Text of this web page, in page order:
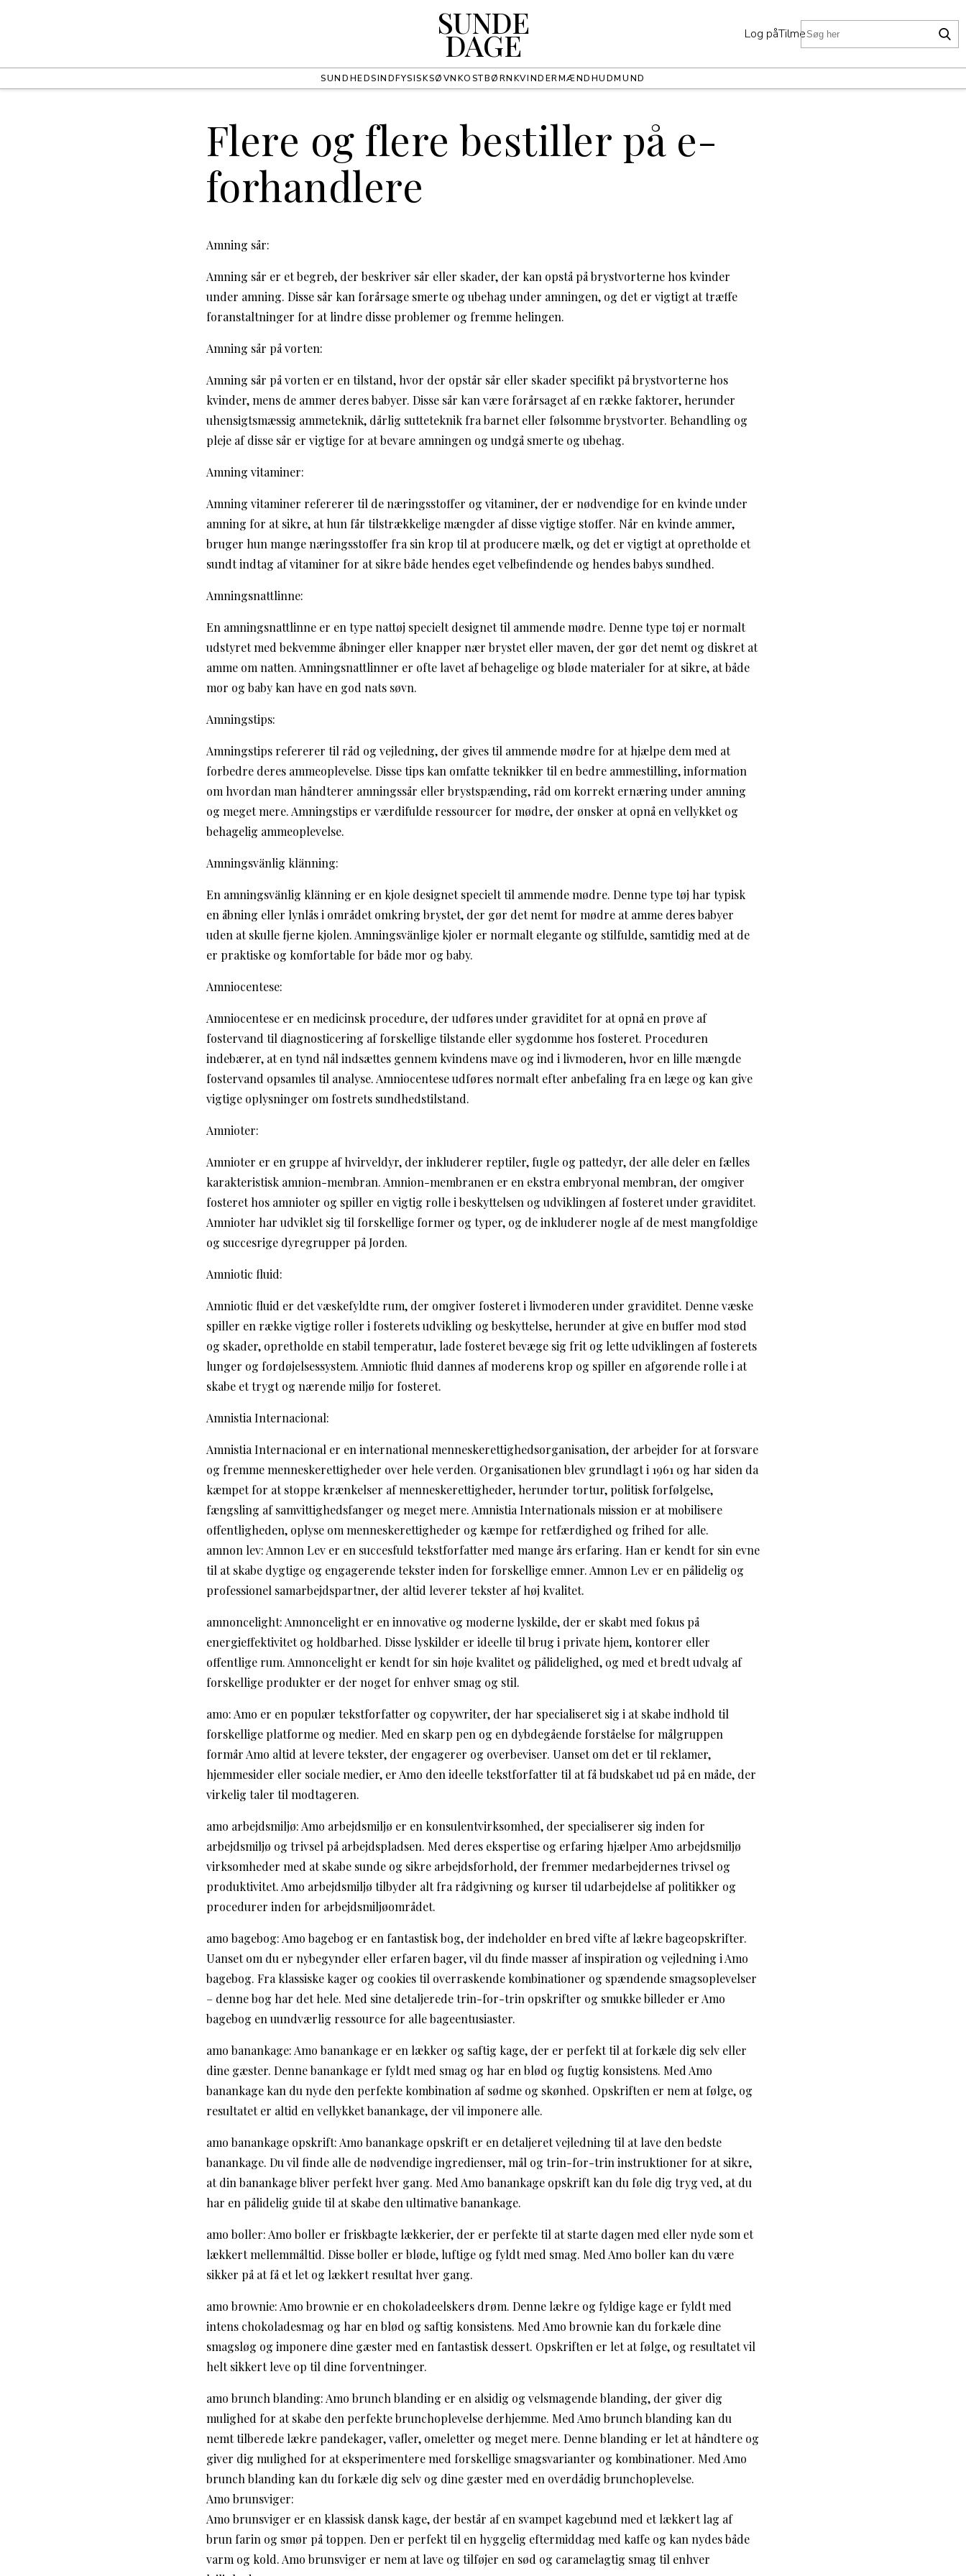
SUNDE
DAGE Log påTilmeld
SUNDHEDSINDFYSISKSØVNKOSTBØRNKVINDERMÆNDHUDMUND
Flere og flere bestiller på e-
forhandlere
Amning sår:
Amning sår er et begreb, der beskriver sår eller skader, der kan opstå på brystvorterne hos kvinder
under amning. Disse sår kan forårsage smerte og ubehag under amningen, og det er vigtigt at træffe
foranstaltninger for at lindre disse problemer og fremme helingen.
Amning sår på vorten:
Amning sår på vorten er en tilstand, hvor der opstår sår eller skader specifikt på brystvorterne hos
kvinder, mens de ammer deres babyer. Disse sår kan være forårsaget af en række faktorer, herunder
uhensigtsmæssig ammeteknik, dårlig sutteteknik fra barnet eller følsomme brystvorter. Behandling og
pleje af disse sår er vigtige for at bevare amningen og undgå smerte og ubehag.
Amning vitaminer:
Amning vitaminer refererer til de næringsstoffer og vitaminer, der er nødvendige for en kvinde under
amning for at sikre, at hun får tilstrækkelige mængder af disse vigtige stoffer. Når en kvinde ammer,
bruger hun mange næringsstoffer fra sin krop til at producere mælk, og det er vigtigt at opretholde et
sundt indtag af vitaminer for at sikre både hendes eget velbefindende og hendes babys sundhed.
Amningsnattlinne:
En amningsnattlinne er en type nattøj specielt designet til ammende mødre. Denne type tøj er normalt
udstyret med bekvemme åbninger eller knapper nær brystet eller maven, der gør det nemt og diskret at
amme om natten. Amningsnattlinner er ofte lavet af behagelige og bløde materialer for at sikre, at både
mor og baby kan have en god nats søvn.
Amningstips:
Amningstips refererer til råd og vejledning, der gives til ammende mødre for at hjælpe dem med at
forbedre deres ammeoplevelse. Disse tips kan omfatte teknikker til en bedre ammestilling, information
om hvordan man håndterer amningssår eller brystspænding, råd om korrekt ernæring under amning
og meget mere. Amningstips er værdifulde ressourcer for mødre, der ønsker at opnå en vellykket og
behagelig ammeoplevelse.
Amningsvänlig klänning:
En amningsvänlig klänning er en kjole designet specielt til ammende mødre. Denne type tøj har typisk
en åbning eller lynlås i området omkring brystet, der gør det nemt for mødre at amme deres babyer
uden at skulle fjerne kjolen. Amningsvänlige kjoler er normalt elegante og stilfulde, samtidig med at de
er praktiske og komfortable for både mor og baby.
Amniocentese:
Amniocentese er en medicinsk procedure, der udføres under graviditet for at opnå en prøve af
fostervand til diagnosticering af forskellige tilstande eller sygdomme hos fosteret. Proceduren
indebærer, at en tynd nål indsættes gennem kvindens mave og ind i livmoderen, hvor en lille mængde
fostervand opsamles til analyse. Amniocentese udføres normalt efter anbefaling fra en læge og kan give
vigtige oplysninger om fostrets sundhedstilstand.
Amnioter:
Amnioter er en gruppe af hvirveldyr, der inkluderer reptiler, fugle og pattedyr, der alle deler en fælles
karakteristisk amnion-membran. Amnion-membranen er en ekstra embryonal membran, der omgiver
fosteret hos amnioter og spiller en vigtig rolle i beskyttelsen og udviklingen af fosteret under graviditet.
Amnioter har udviklet sig til forskellige former og typer, og de inkluderer nogle af de mest mangfoldige
og succesrige dyregrupper på Jorden.
Amniotic fluid:
Amniotic fluid er det væskefyldte rum, der omgiver fosteret i livmoderen under graviditet. Denne væske
spiller en række vigtige roller i fosterets udvikling og beskyttelse, herunder at give en buffer mod stød
og skader, opretholde en stabil temperatur, lade fosteret bevæge sig frit og lette udviklingen af ​​fosterets
lunger og fordøjelsessystem. Amniotic fluid dannes af moderens krop og spiller en afgørende rolle i at
skabe et trygt og nærende miljø for fosteret.
Amnistia Internacional:
Amnistia Internacional er en international menneskerettighedsorganisation, der arbejder for at forsvare
og fremme menneskerettigheder over hele verden. Organisationen blev grundlagt i 1961 og har siden da
kæmpet for at stoppe krænkelser af menneskerettigheder, herunder tortur, politisk forfølgelse,
fængsling af samvittighedsfanger og meget mere. Amnistia Internationals mission er at mobilisere
offentligheden, oplyse om menneskerettigheder og kæmpe for retfærdighed og frihed for alle.
amnon lev: Amnon Lev er en succesfuld tekstforfatter med mange års erfaring. Han er kendt for sin evne
til at skabe dygtige og engagerende tekster inden for forskellige emner. Amnon Lev er en pålidelig og
professionel samarbejdspartner, der altid leverer tekster af høj kvalitet.
amnoncelight: Amnoncelight er en innovative og moderne lyskilde, der er skabt med fokus på
energieffektivitet og holdbarhed. Disse lyskilder er ideelle til brug i private hjem, kontorer eller
offentlige rum. Amnoncelight er kendt for sin høje kvalitet og pålidelighed, og med et bredt udvalg af
forskellige produkter er der noget for enhver smag og stil.
amo: Amo er en populær tekstforfatter og copywriter, der har specialiseret sig i at skabe indhold til
forskellige platforme og medier. Med en skarp pen og en dybdegående forståelse for målgruppen
formår Amo altid at levere tekster, der engagerer og overbeviser. Uanset om det er til reklamer,
hjemmesider eller sociale medier, er Amo den ideelle tekstforfatter til at få budskabet ud på en måde, der
virkelig taler til modtageren.
amo arbejdsmiljø: Amo arbejdsmiljø er en konsulentvirksomhed, der specialiserer sig inden for
arbejdsmiljø og trivsel på arbejdspladsen. Med deres ekspertise og erfaring hjælper Amo arbejdsmiljø
virksomheder med at skabe sunde og sikre arbejdsforhold, der fremmer medarbejdernes trivsel og
produktivitet. Amo arbejdsmiljø tilbyder alt fra rådgivning og kurser til udarbejdelse af politikker og
procedurer inden for arbejdsmiljøområdet.
amo bagebog: Amo bagebog er en fantastisk bog, der indeholder en bred vifte af lækre bageopskrifter.
Uanset om du er nybegynder eller erfaren bager, vil du finde masser af inspiration og vejledning i Amo
bagebog. Fra klassiske kager og cookies til overraskende kombinationer og spændende smagsoplevelser
– denne bog har det hele. Med sine detaljerede trin-for-trin opskrifter og smukke billeder er Amo
bagebog en uundværlig ressource for alle bageentusiaster.
amo banankage: Amo banankage er en lækker og saftig kage, der er perfekt til at forkæle dig selv eller
dine gæster. Denne banankage er fyldt med smag og har en blød og fugtig konsistens. Med Amo
banankage kan du nyde den perfekte kombination af sødme og skønhed. Opskriften er nem at følge, og
resultatet er altid en vellykket banankage, der vil imponere alle.
amo banankage opskrift: Amo banankage opskrift er en detaljeret vejledning til at lave den bedste
banankage. Du vil finde alle de nødvendige ingredienser, mål og trin-for-trin instruktioner for at sikre,
at din banankage bliver perfekt hver gang. Med Amo banankage opskrift kan du føle dig tryg ved, at du
har en pålidelig guide til at skabe den ultimative banankage.
amo boller: Amo boller er friskbagte lækkerier, der er perfekte til at starte dagen med eller nyde som et
lækkert mellemmåltid. Disse boller er bløde, luftige og fyldt med smag. Med Amo boller kan du være
sikker på at få et let og lækkert resultat hver gang.
amo brownie: Amo brownie er en chokoladeelskers drøm. Denne lækre og fyldige kage er fyldt med
intens chokoladesmag og har en blød og saftig konsistens. Med Amo brownie kan du forkæle dine
smagsløg og imponere dine gæster med en fantastisk dessert. Opskriften er let at følge, og resultatet vil
helt sikkert leve op til dine forventninger.
amo brunch blanding: Amo brunch blanding er en alsidig og velsmagende blanding, der giver dig
mulighed for at skabe den perfekte brunchoplevelse derhjemme. Med Amo brunch blanding kan du
nemt tilberede lækre pandekager, vafler, omeletter og meget mere. Denne blanding er let at håndtere og
giver dig mulighed for at eksperimentere med forskellige smagsvarianter og kombinationer. Med Amo
brunch blanding kan du forkæle dig selv og dine gæster med en overdådig brunchoplevelse.
Amo brunsviger:
Amo brunsviger er en klassisk dansk kage, der består af en svampet kagebund med et lækkert lag af
brun farin og smør på toppen. Den er perfekt til en hyggelig eftermiddag med kaffe og kan nydes både
varm og kold. Amo brunsviger er nem at lave og tilføjer en sød og caramelagtig smag til enhver